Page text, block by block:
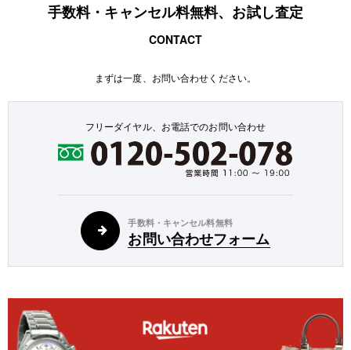
手数料・キャンセル料無料、お試し査定
CONTACT
まずは一度、お問い合わせください。
フリーダイヤル、お電話でのお問い合わせ
手数料・キャンセル料無料
お問い合わせフォーム